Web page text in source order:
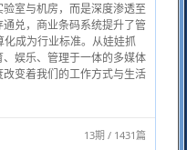
室与机房，而是深度渗透至
兑，商业条码系统提升了管
成为行业标准。从娃娃抓
娱乐、管理于一体的多媒体
变着我们的工作方式与生活
13期 / 1431篇